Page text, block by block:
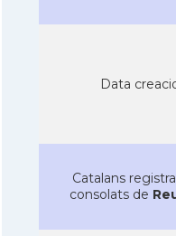
Data
Catalans
consolats de